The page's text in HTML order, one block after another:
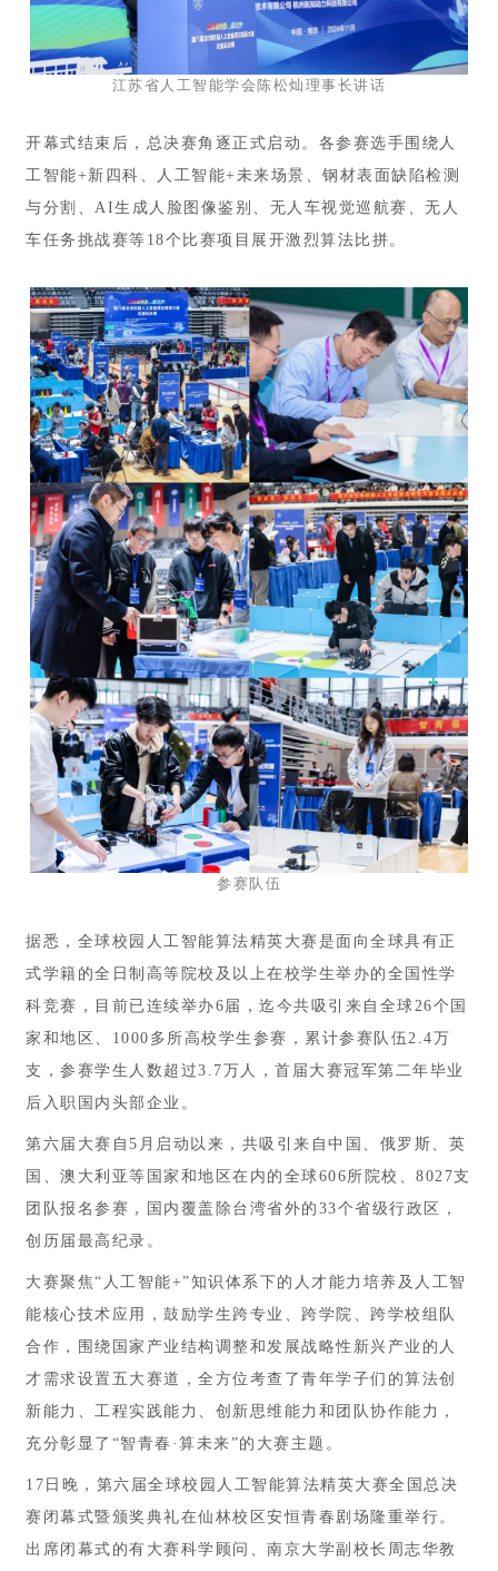
江苏省人工智能学会陈松灿理事长讲话
开幕式结束后，总决赛角逐正式启动。各参赛选手围绕人
工智能+新四科、人工智能+未来场景、钢材表面缺陷检测
与分割、AI生成人脸图像鉴别、无人车视觉巡航赛、无人
车任务挑战赛等18个比赛项目展开激烈算法比拼。
参赛队伍
据悉，全球校园人工智能算法精英大赛是面向全球具有正
式学籍的全日制高等院校及以上在校学生举办的全国性学
科竞赛，目前已连续举办6届，迄今共吸引来自全球26个国
家和地区、1000多所高校学生参赛，累计参赛队伍2.4万
支，参赛学生人数超过3.7万人，首届大赛冠军第二年毕业
后入职国内头部企业。
第六届大赛自5月启动以来，共吸引来自中国、俄罗斯、英
国、澳大利亚等国家和地区在内的全球606所院校、8027支
团队报名参赛，国内覆盖除台湾省外的33个省级行政区，
创历届最高纪录。
大赛聚焦“人工智能+”知识体系下的人才能力培养及人工智
能核心技术应用，鼓励学生跨专业、跨学院、跨学校组队
合作，围绕国家产业结构调整和发展战略性新兴产业的人
才需求设置五大赛道，全方位考查了青年学子们的算法创
新能力、工程实践能力、创新思维能力和团队协作能力，
充分彰显了“智青春·算未来”的大赛主题。
17日晚，第六届全球校园人工智能算法精英大赛全国总决
赛闭幕式暨颁奖典礼在仙林校区安恒青春剧场隆重举行。
出席闭幕式的有大赛科学顾问、南京大学副校长周志华教